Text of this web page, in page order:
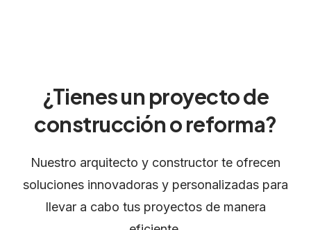
¿Tienes un proyecto de
construcción o reforma?
Nuestro arquitecto y constructor te ofrecen
soluciones innovadoras y personalizadas para
llevar a cabo tus proyectos de manera